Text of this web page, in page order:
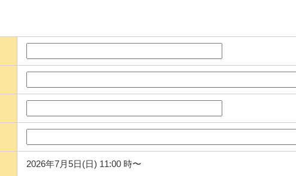
2026年7月5日(日) 11:00 時〜